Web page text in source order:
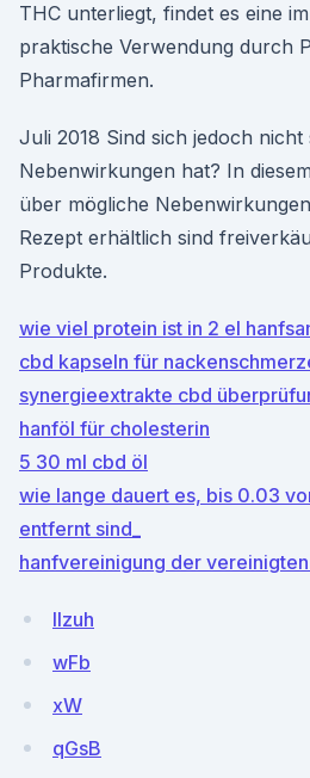
THC unterliegt, findet es eine
praktische Verwendung durch
Pharmafirmen.
Juli 2018 Sind sich jedoch nicht
Nebenwirkungen hat? In
über mögliche
Rezept erhältlich sind
Produkte.
wie viel protein ist in 2 el
cbd kapseln für
synergieextrakte cbd
hanföl für cholesterin
5 30 ml cbd öl
wie lange dauert es, bis 0.03
entfernt sind_
hanfvereinigung der
Ilzuh
wFb
xW
qGsB